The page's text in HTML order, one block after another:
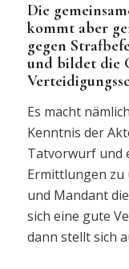
Die
kommt aber
gegen
und bildet die
Es macht
Kenntnis der
Tatvorwurf und
Ermittlungen zu
und Mandant
sich eine gute
dann stellt sich